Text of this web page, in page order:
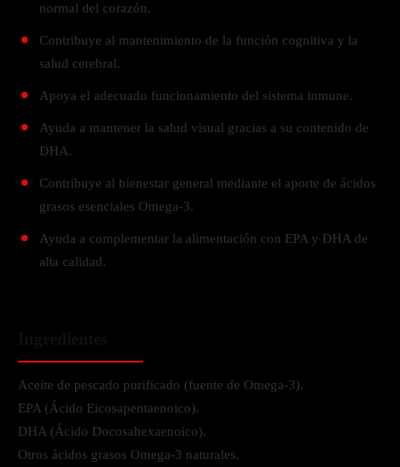
normal del corazón.
Contribuye al mantenimiento de la función cognitiva y la
salud cerebral.
Apoya el adecuado funcionamiento del sistema inmune.
Ayuda a mantener la salud visual gracias a su contenido de
DHA.
Contribuye al bienestar general mediante el aporte de ácidos
grasos esenciales Omega-3.
Ayuda a complementar la alimentación con EPA y DHA de
alta calidad.
Aceite de pescado purificado (fuente de Omega-3).
EPA (Ácido Eicosapentaenoico).
DHA (Ácido Docosahexaenoico).
Otros ácidos grasos Omega-3 naturales.